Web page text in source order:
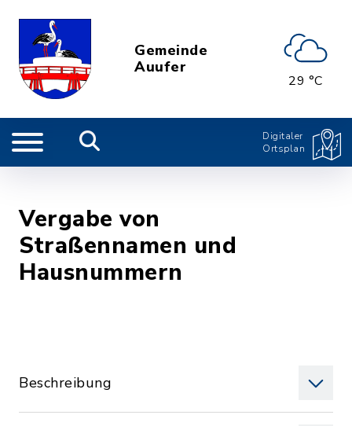
Gemeinde
Auufer
29 °C
Digitaler
Ortsplan
Vergabe von
Straßennamen und
Hausnummern
Beschreibung